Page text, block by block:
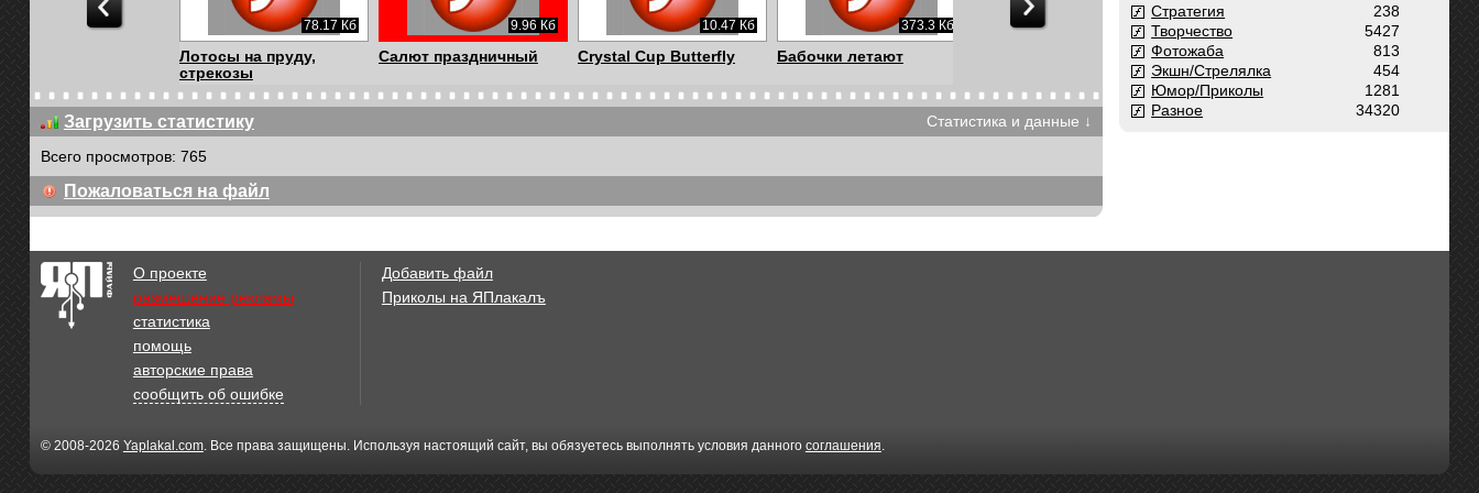
72.26 Кб 78.17 Кб
Лотосы на пруду,
стрекозы
9.96 Кб
Салют праздничный
10.47 Кб
Crystal Cup Butterfly
373.3 Кб
Бабочки летают
Загрузить статистику
Статистика и данные ↓
Всего просмотров: 765
Пожаловаться на файл
238
Стратегия
5427
Творчество
813
Фотожаба
454
Экшн/Стрелялка
1281
Юмор/Приколы
34320
Разное
О проекте
размещение рекламы
статистика
помощь
авторские права
сообщить об ошибке
Добавить файл
Приколы на ЯПлакалъ
© 2008-2026 Yaplakal.com. Все права защищены. Используя настоящий сайт, вы обязуетесь выполнять условия данного соглашения.